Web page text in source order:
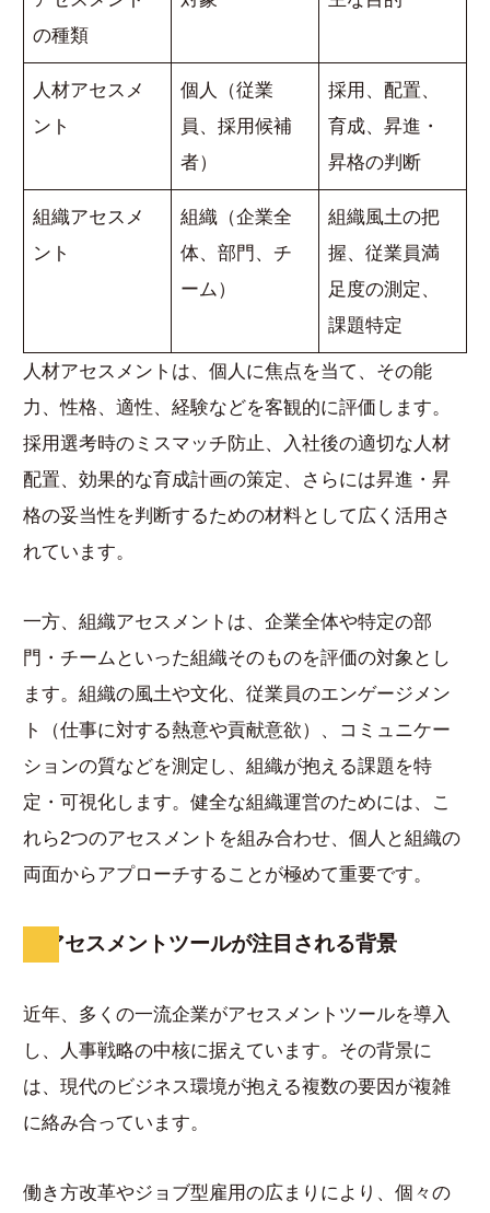
の種類
人材アセスメ
ント
個人（従業
員、採用候補
者）
採用、配置、
育成、昇進・
昇格の判断
組織アセスメ
ント
組織（企業全
体、部門、チ
ーム）
組織風土の把
握、従業員満
足度の測定、
課題特定
人材アセスメントは、個人に焦点を当て、その能
力、性格、適性、経験などを客観的に評価します。
採用選考時のミスマッチ防止、入社後の適切な人材
配置、効果的な育成計画の策定、さらには昇進・昇
格の妥当性を判断するための材料として広く活用さ
れています。
一方、組織アセスメントは、企業全体や特定の部
門・チームといった組織そのものを評価の対象とし
ます。組織の風土や文化、従業員のエンゲージメン
ト（仕事に対する熱意や貢献意欲）、コミュニケー
ションの質などを測定し、組織が抱える課題を特
定・可視化します。健全な組織運営のためには、こ
れら2つのアセスメントを組み合わせ、個人と組織の
両面からアプローチすることが極めて重要です。
アセスメントツールが注目される背景
近年、多くの一流企業がアセスメントツールを導入
し、人事戦略の中核に据えています。その背景に
は、現代のビジネス環境が抱える複数の要因が複雑
に絡み合っています。
働き方改革やジョブ型雇用の広まりにより、個々の